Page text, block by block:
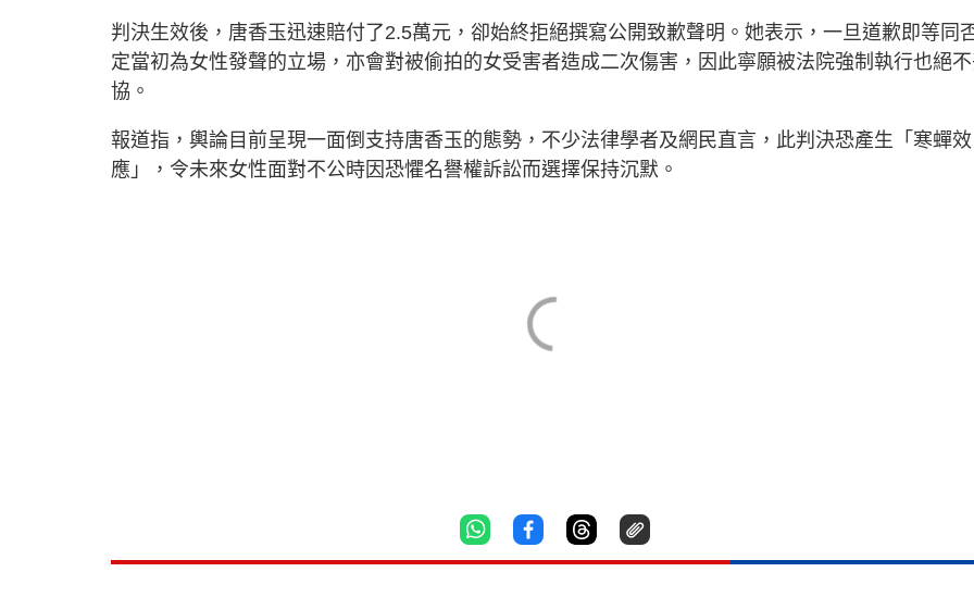
判決生效後，唐香玉迅速賠付了2.5萬元，卻始終拒絕撰寫公開致歉聲明。她表示，一旦道歉即等同
定當初為女性發聲的立場，亦會對被偷拍的女受害者造成二次傷害，因此寧願被法院強制執行也絕
協。
報道指，輿論目前呈現一面倒支持唐香玉的態勢，不少法律學者及網民直言，此判決恐產生「寒蟬效
應」，令未來女性面對不公時因恐懼名譽權訴訟而選擇保持沉默。